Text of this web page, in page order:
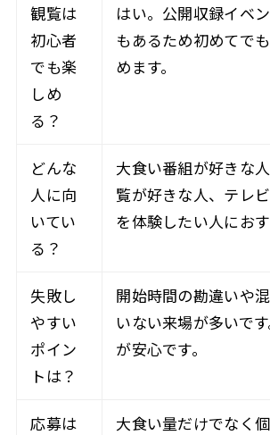
観覧は
初心者
でも楽
しめ
る？
はい。公開収録イベ
もあるため初めてで
めます。
どんな
人に向
いてい
る？
大食い番組が好きな
覧が好きな人、テレ
を体験したい人におす
失敗し
やすい
ポイン
トは？
開始時間の勘違いや
いない来場が多いで
が安心です。
応募は
大食い量だけでなく